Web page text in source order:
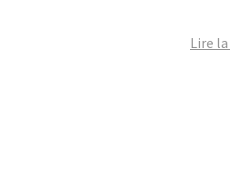
Lire